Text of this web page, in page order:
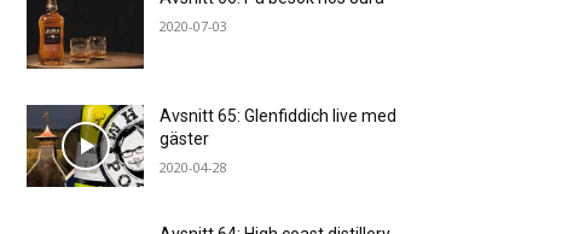
2020-07-03
Avsnitt 65: Glenfiddich live med
gäster
2020-04-28